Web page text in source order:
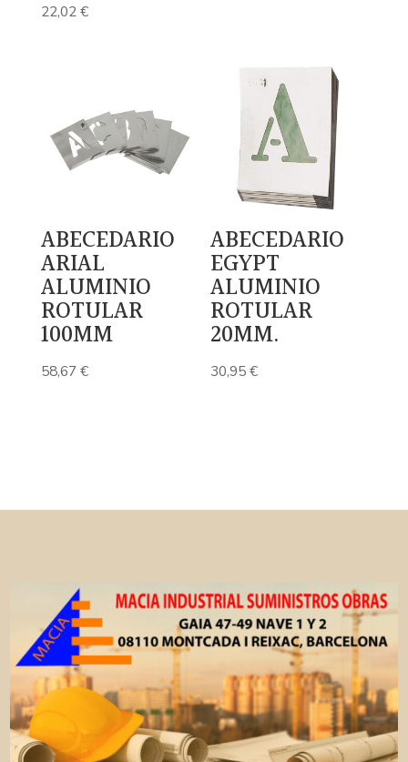
22,02€
ABECEDARIO
ARIAL
ALUMINIO
ROTULAR
100MM
58,67€
ABECEDARIO
EGYPT
ALUMINIO
ROTULAR
20MM.
30,95€